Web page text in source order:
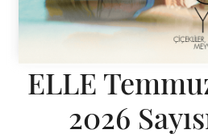
ELLE
2026